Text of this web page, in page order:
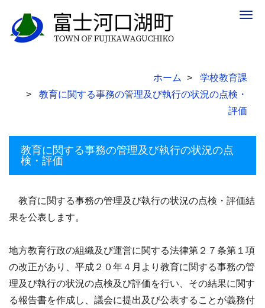
ホーム
学校教育課
教育に関する事務の管理及び執行の状況の点検・
評価
教育に関する事務の管理及び執行の状況の点
検・評価
教育に関する事務の管理及び執行の状況の点検・評価結
果を公表します。
地方教育行政の組織及び運営に関する法律第２７条第１項
の改正があり、平成２０年４月より教育に関する事務の管
理及び執行の状況の点検及び評価を行い、その結果に関す
る報告書を作成し、議会に提出及び公表することが義務付